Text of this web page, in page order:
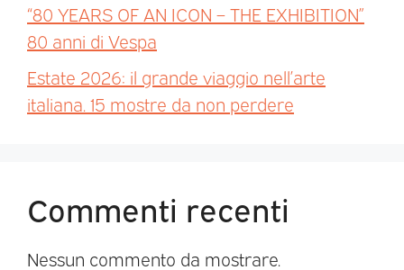
“80 YEARS OF AN ICON – THE EXHIBITION”
80 anni di Vespa
Estate 2026: il grande viaggio nell’arte
italiana. 15 mostre da non perdere
Commenti recenti
Nessun commento da mostrare.